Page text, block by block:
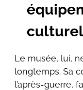
Le musée, lui,
longtemps. Sa
l’après-guerre,